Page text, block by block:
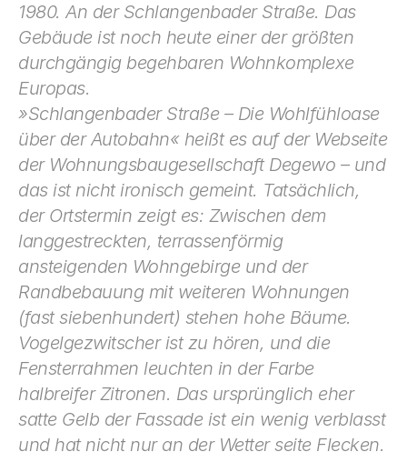
1980. An der Schlangenbader Straße. Das
Gebäude ist noch heute einer der größten
durchgängig be­gehbaren Wohnkomplexe
Europas.
»Schlangenbader Straße – Die Wohlfühloase
über der Autobahn« heißt es auf der Webseite
der Wohnungsbauge­sellschaft Degewo – und
das ist nicht ironisch gemeint. Tat­sächlich,
der Ortstermin zeigt es: Zwischen dem
langge­streckten, terrassenförmig
ansteigenden Wohngebirge und der
Randbebauung mit weiteren Wohnungen
(fast sieben­hundert) stehen hohe Bäume.
Vogelgezwitscher ist zu hören, und die
Fensterrahmen leuchten in der Farbe
halbreifer Zi­tronen. Das ursprünglich eher
satte Gelb der Fassade ist ein wenig verblasst
und hat nicht nur an der Wetter seite Flecken.